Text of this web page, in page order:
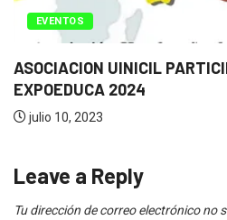
Becas de Maestrías
Leave a Reply
Tu dirección de correo electrónico no